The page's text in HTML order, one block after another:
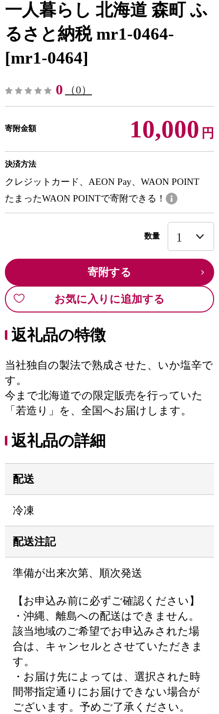
一人暮らし 北海道 森町 ふ
るさと納税 mr1-0464-
[mr1-0464]
0 （0）
寄附金額 10,000 円
決済方法
クレジットカード、AEON Pay、WAON POINT
たまったWAON POINTで寄附できる！
数量
寄附する
お気に入りに追加する
返礼品の特徴
当社独自の製法で熟成させた、いか塩辛で
す。
今まで北海道での限定販売を行っていた
「若造り」を、全国へお届けします。
返礼品の詳細
配送
冷凍
配送注記
準備が出来次第、順次発送
【お申込み前に必ずご確認ください】
・沖縄、離島への配送はできません。
該当地域のご希望でお申込みされた場
合は、キャンセルとさせていただきま
す。
・お届け先によっては、選択された時
間帯指定通りにお届けできない場合が
ございます。予めご了承ください。